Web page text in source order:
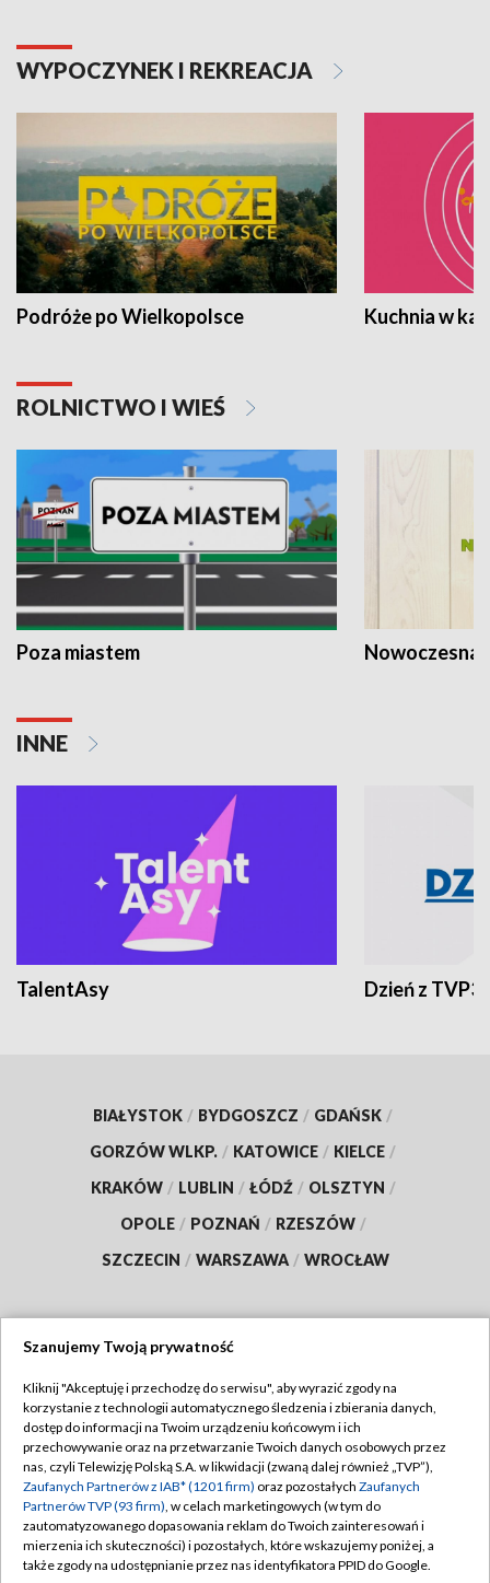
WYPOCZYNEK I REKREACJA
Podróże po Wielkopolsce Kuchnia w
ROLNICTWO I WIEŚ
Poza miastem Nowoczesna
INNE
TalentAsy Dzień z TVP3
BIAŁYSTOK / BYDGOSZCZ / GDAŃSK /
GORZÓW WLKP. / KATOWICE / KIELCE /
KRAKÓW / LUBLIN / ŁÓDŹ / OLSZTYN /
OPOLE / POZNAŃ / RZESZÓW /
SZCZECIN / WARSZAWA / WROCŁAW
TVP
Abonament TVP
Emisja w TVP
Centrum informacji TVP
Naziemna Telewizja Cyfrowa
Regulamin TVP
Polityka prywatności
Moje zgody
Pomoc
Szanujemy Twoją prywatność
Kliknij "Akceptuję i przechodzę do serwisu", aby wyrazić zgody na
korzystanie z technologii automatycznego śledzenia i zbierania danych,
dostęp do informacji na Twoim urządzeniu końcowym i ich
przechowywanie oraz na przetwarzanie Twoich danych osobowych przez
nas, czyli Telewizję Polską S.A. w likwidacji (zwaną dalej również „TVP”),
Zaufanych Partnerów z IAB* (1201 firm) oraz pozostałych Zaufanych
Partnerów TVP (93 firm), w celach marketingowych (w tym do
zautomatyzowanego dopasowania reklam do Twoich zainteresowań i
mierzenia ich skuteczności) i pozostałych, które wskazujemy poniżej, a
także zgody na udostępnianie przez nas identyfikatora PPID do Google.